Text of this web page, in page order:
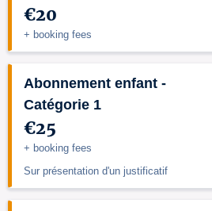
€20
+ booking fees
Abonnement enfant -
Catégorie 1
€25
+ booking fees
Sur présentation d'un justificatif